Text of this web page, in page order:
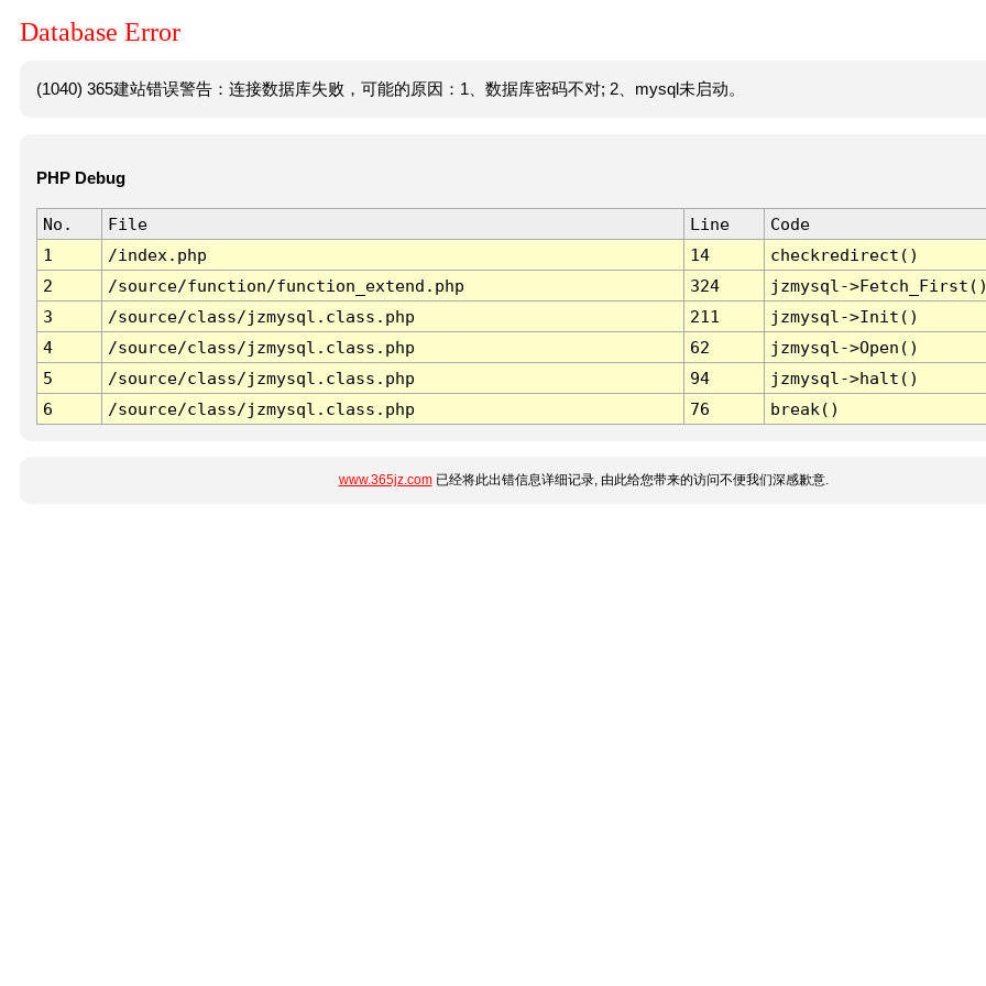
Database Error
(1040) 365建站错误警告：连接数据库失败，可能的原因：1、数据库密码不对; 2、mysql未启动。
PHP Debug
No. File Line
Code
1
/index.php 14
checkredirect()
2
/source/function/function_extend.php 324
jzmysql-
3
/source/class/jzmysql.class.php 211
jzmysql->Init()
4
/source/class/jzmysql.class.php 62
jzmysql->Open()
5
/source/class/jzmysql.class.php 94
jzmysql->halt()
6
/source/class/jzmysql.class.php 76 break()
www.365jz.com已经将此出错信息详细记录, 由此给您带来的访问不便我们深感歉意.